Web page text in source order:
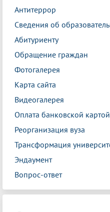
Антитеррор
Сведения об
Абитуриенту
Обращение граждан
Фотогалерея
Карта сайта
Видеогалерея
Оплата банковской картой
Реорганизация вуза
Трансформация
Эндаумент
Вопрос-ответ